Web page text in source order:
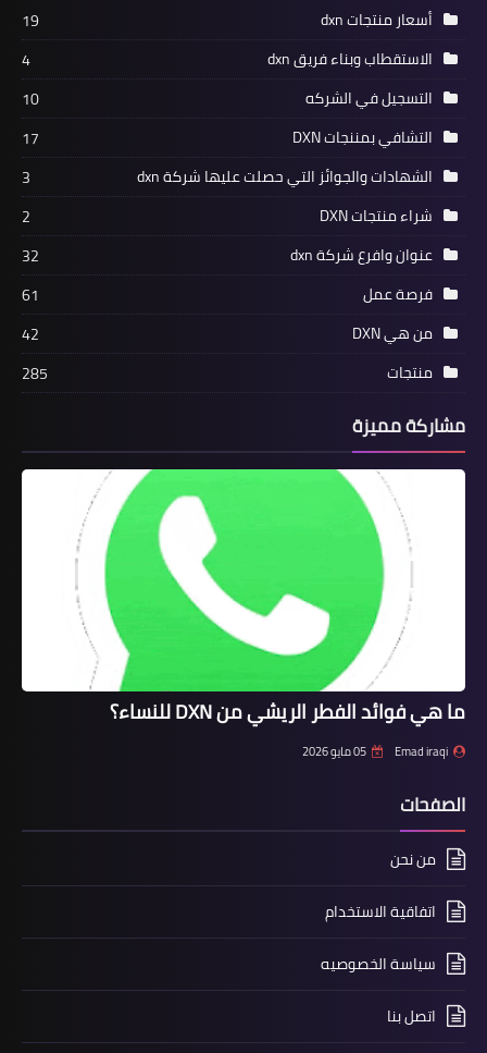
أسعار منتجات dxn
19
الاستقطاب وبناء فريق dxn
4
التسجيل في الشركه
10
التشافي بمننجات DXN
17
الشهادات والجوائز التي حصلت عليها شركة dxn
3
شراء منتجات DXN
2
عنوان وافرع شركة dxn
32
فرصة عمل
61
من هي DXN
42
منتجات
285
مشاركة مميزة
ما هي فوائد الفطر الريشي من DXN للنساء؟
Emad iraqi 05 مايو 2026
الصفحات
من نحن
اتفاقية الاستخدام
سياسة الخصوصيه
اتصل بنا